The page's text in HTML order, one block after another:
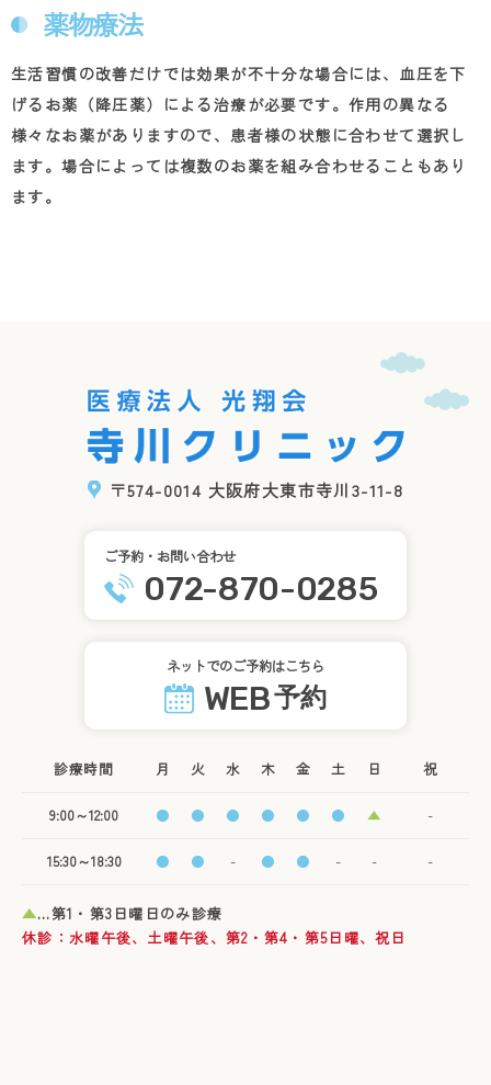
薬物療法
生活習慣の改善だけでは効果が不十分な場合には、血圧を下
げるお薬（降圧薬）による治療が必要です。作用の異なる
様々なお薬がありますので、患者様の状態に合わせて選択し
ます。場合によっては複数のお薬を組み合わせることもあり
ます。
〒574-0014 大阪府大東市寺川3-11-8
ご予約・お問い合わせ
072-870-0285
ネットでのご予約はこちら
WEB予約
診療時間 月 火 水 木 金 土 日 祝
9:00～12:00 ● ● ● ● ● ● ▲ -
15:30～18:30 ● ● - ● ● - - -
▲…第1・第3日曜日のみ診療
休診：水曜午後、土曜午後、第2・第4・第5日曜、祝日